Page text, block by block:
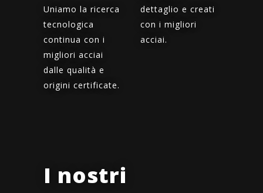
Uniamo la ricerca
tecnologica
continua con i
migliori acciai
dalle qualità e
origini certificate.
dettaglio e creati
con i migliori
acciai.
I nostri